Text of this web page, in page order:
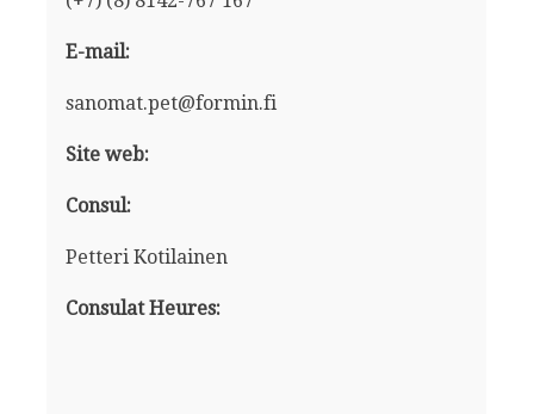
E-mail:
sanomat.pet@formin.fi
Site web:
Consul:
Petteri Kotilainen
Consulat Heures: